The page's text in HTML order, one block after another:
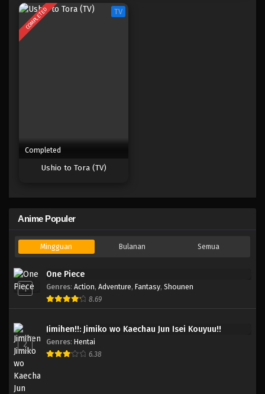
COMPLETED TV
Completed
Ushio to Tora (TV)
Anime Populer
Mingguan Bulanan Semua
1
One Piece
Genres: Action, Adventure, Fantasy, Shounen
8.69
2
Jimihen!!: Jimiko wo Kaechau Jun Isei Kouyuu!!
Genres: Hentai
6.38